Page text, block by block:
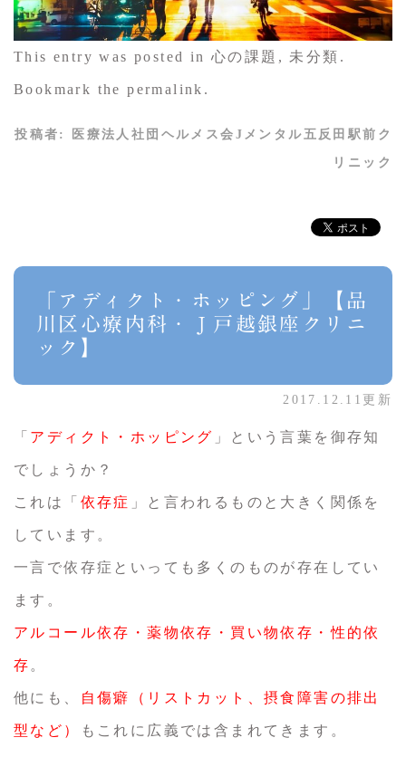
This entry was posted in 心の課題, 未分類.
Bookmark the permalink.
投稿者: 医療法人社団ヘルメス会Jメンタル五反田駅前ク
リニック
「アディクト・ホッピング」【品
川区心療内科・Ｊ戸越銀座クリニ
ック】
2017.12.11更新
「 アディクト・ホッピング 」という言葉を御存知
でしょうか？
これは「 依存症 」と言われるものと大きく関係を
しています。
一言で依存症といっても多くのものが存在してい
ます。
アルコール依存・薬物依存・買い物依存・性的依
存 。
他にも、 自傷癖（リストカット、摂食障害の排出
型など） もこれに広義では含まれてきます。